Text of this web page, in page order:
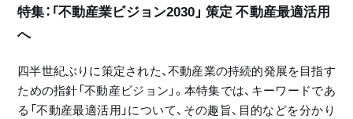
特集：「不動産業ビジョン2030」 策定 不動産最適活用
へ
四半世紀ぶりに策定された、不動産業の持続的発展を目指す
ための指針「不動産ビジョン」。本特集では、キーワードであ
る「不動産最適活用」について、その趣旨、目的などを分かり